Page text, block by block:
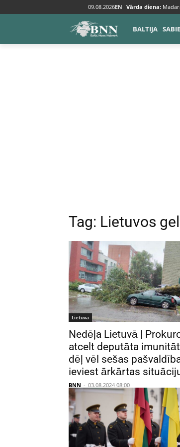
09.08.2026EN Vārda diena:
BALTIJA
Tags Lietuvos geležinkeliai
Tag: Lietuvos
Lietuva
Nedēļa Lietuvā |
atcelt deputāta
dēļ vēl sešas
ieviest ārkārtas
BNN - 03.08.2024 08:00